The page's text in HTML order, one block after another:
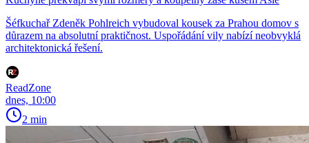
Šéfkuchař Zdeněk Pohlreich vybudoval kousek za Prahou domov s
důrazem na absolutní praktičnost. Uspořádání vily nabízí neobvyklá
architektonická řešení.
ReadZone
dnes, 10:00
2 min